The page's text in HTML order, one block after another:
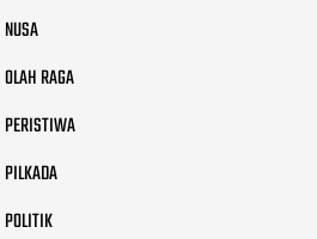
NUSA
OLAH RAGA
PERISTIWA
PILKADA
POLITIK